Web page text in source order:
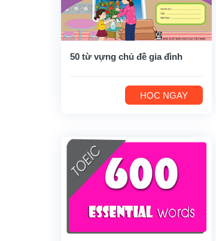
50 từ vựng chủ đề gia đình
HỌC NGAY